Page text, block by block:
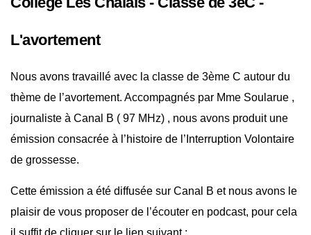
L'avortement
Nous avons travaillé avec la classe de 3ème C autour du
thème de l’avortement. Accompagnés par Mme Soularue ,
journaliste à Canal B ( 97 MHz) , nous avons produit une
émission consacrée à l’histoire de l’Interruption Volontaire
de grossesse.
Cette émission a été diffusée sur Canal B et nous avons le
plaisir de vous proposer de l’écouter en podcast, pour cela